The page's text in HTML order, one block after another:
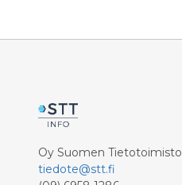
Oy Suomen Tietotoimisto
tiedote@stt.fi